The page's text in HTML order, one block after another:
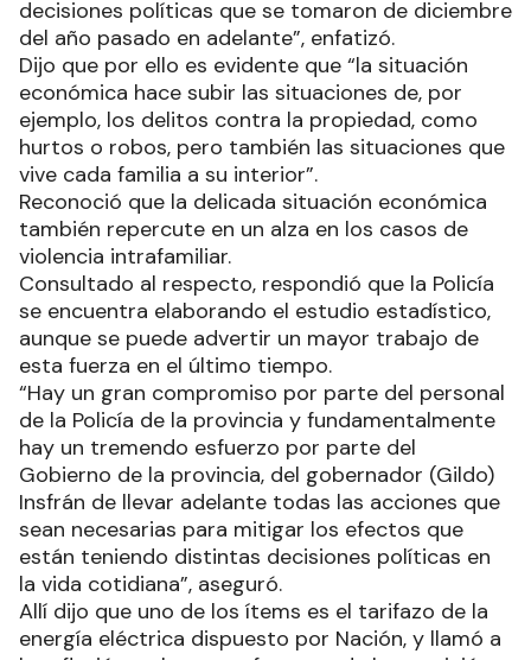
decisiones políticas que se tomaron de diciembre
del año pasado en adelante”, enfatizó.
Dijo que por ello es evidente que “la situación
económica hace subir las situaciones de, por
ejemplo, los delitos contra la propiedad, como
hurtos o robos, pero también las situaciones que
vive cada familia a su interior”.
Reconoció que la delicada situación económica
también repercute en un alza en los casos de
violencia intrafamiliar.
Consultado al respecto, respondió que la Policía
se encuentra elaborando el estudio estadístico,
aunque se puede advertir un mayor trabajo de
esta fuerza en el último tiempo.
“Hay un gran compromiso por parte del personal
de la Policía de la provincia y fundamentalmente
hay un tremendo esfuerzo por parte del
Gobierno de la provincia, del gobernador (Gildo)
Insfrán de llevar adelante todas las acciones que
sean necesarias para mitigar los efectos que
están teniendo distintas decisiones políticas en
la vida cotidiana”, aseguró.
Allí dijo que uno de los ítems es el tarifazo de la
energía eléctrica dispuesto por Nación, y llamó a